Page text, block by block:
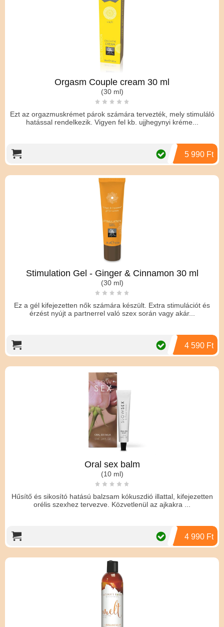
Orgasm Couple cream 30 ml
(30 ml)
Ezt az orgazmuskrémet párok számára tervezték, mely stimuláló
hatással rendelkezik. Vigyen fel kb. ujjhegynyi kréme...
5 990 Ft
Stimulation Gel - Ginger & Cinnamon 30 ml
(30 ml)
Ez a gél kifejezetten nők számára készült. Extra stimulációt és
érzést nyújt a partnerrel való szex során vagy akár...
4 590 Ft
Oral sex balm
(10 ml)
Hűsítő és sikosító hatású balzsam kókuszdió illattal, kifejezetten
orélis szexhez tervezve. Közvetlenül az ajkakra ...
4 990 Ft